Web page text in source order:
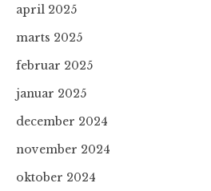
april 2025
marts 2025
februar 2025
januar 2025
december 2024
november 2024
oktober 2024